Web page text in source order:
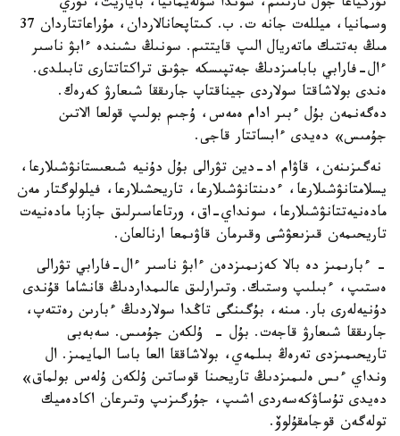
تۇركياعا جول تارتتىم، سوندا سۇلەيمانيا، بايازيت، نۋري
وسمانيا، ميللەت جانە ت. ب. كىتاپحانالاردان، مۇراعاتتاردان 37
مىڭ بەتتىك ماتەريال الىپ قايتتىم. سونىڭ ىشىندە ءابۋ ناسىر
ءال-فارابي بابامىزدىڭ جەتپىسكە جۋىق تراكتاتتارى تابىلدى.
ەندى بولاشاقتا سولاردى جيناقتاپ جارىققا شىعارۋ كەرەك.
دەگەنمەن بۇل ءبىر ادام ەمەس، ۇجىم بولىپ قولعا الاتىن
جۇمىس» دەيدى ءابساتتار قاجى.
نەگىزىنەن، قاۋام اد-دين تۋرالى بۇل دۇنيە شىعىستانۋشىلارعا،
يسلامتانۋشىلارعا، ءدىنتانۋشىلارعا، تاريحشىلارعا، فيلولوگتار مەن
مادەنيەتتانۋشىلارعا، سونداي-اق، ورتاعاسىرلىق جازبا مادەنيەت
تاريحىمەن قىزىعۋشى وقىرمان قاۋىمعا ارنالعان.
- ءبارىمىز دە بالا كەزىمىزدەن ءابۋ ناسىر ءال-فارابي تۋرالى
ەستىپ، ءبىلىپ وستىك. وتىرارلىق عالىمداردىڭ قانشاما قۇندى
دۇنيەلەرى بار. مىنە، بۇگىنگى تاڭدا سولاردىڭ ءبارىن رەتتەپ،
جارىققا شىعارۋ قاجەت. بۇل - ۇلكەن جۇمىس. سەبەبى
تاريحىمىزدى تەرەڭ بىلمەي، بولاشاققا العا باسا المايمىز. ال
ونداي ءىس ەلىمىزدىڭ تاريحىنا قوساتىن ۇلكەن ۇلەس بولماق»
دەيدى تۇساۋكەسەردى اشىپ، جۇرگىزىپ وتىرعان اكادەميك
تولەگەن قوجامقۇلوۆ.